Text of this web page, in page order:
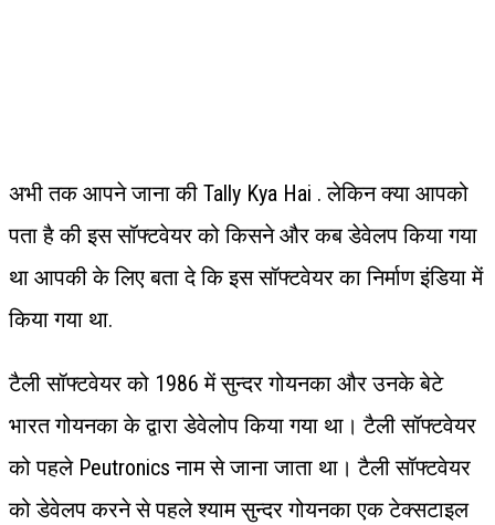
अभी तक आपने जाना की Tally Kya Hai . लेकिन क्या आपको
पता है की इस सॉफ्टवेयर को किसने और कब डेवेलप किया गया
था आपकी के लिए बता दे कि इस सॉफ्टवेयर का निर्माण इंडिया में
किया गया था.
टैली सॉफ्टवेयर को 1986 में सुन्दर गोयनका और उनके बेटे
भारत गोयनका के द्वारा डेवेलोप किया गया था। टैली सॉफ्टवेयर
को पहले Peutronics नाम से जाना जाता था। टैली सॉफ्टवेयर
को डेवेलप करने से पहले श्याम सुन्दर गोयनका एक टेक्सटाइल